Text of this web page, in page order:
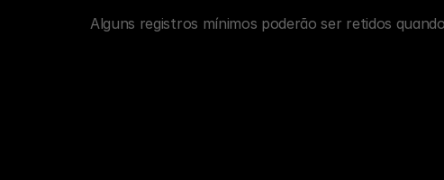
Alguns registros mínimos poderão ser retidos